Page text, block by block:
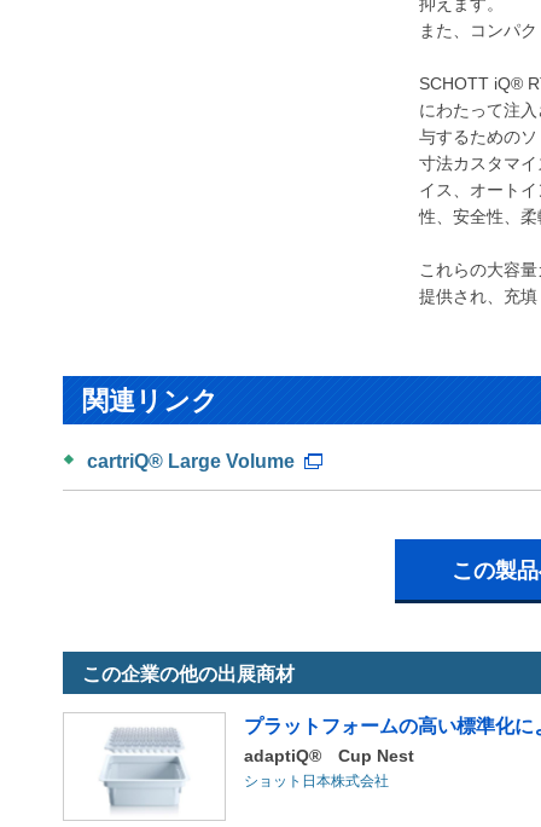
また、コンパ
SCHOTT iQ®
にわたって注
与するための
寸法カスタマ
イス、オート
性、安全性、
これらの大容
提供され、充
関連リンク
cartriQ® Large Volume
この製
この企業の他の出展商材
プラットフォームの高い標準化
adaptiQ® Cup Nest
ショット日本株式会社